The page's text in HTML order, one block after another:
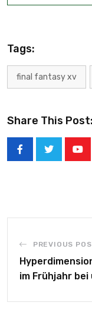
Tags:
final fantasy xv
Share This Post:
PREVIOUS
im Frühjahr bei